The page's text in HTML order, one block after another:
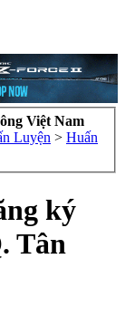
Việt Nam
Luyện > Huấn
ký
Tân